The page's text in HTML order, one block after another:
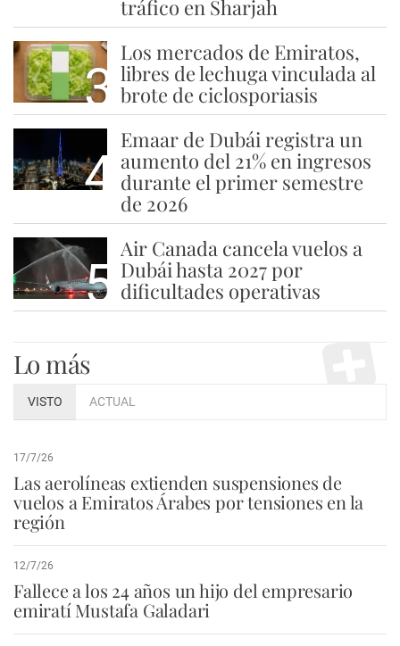
tráfico en Sharjah
3
Los mercados de Emiratos,
libres de lechuga vinculada al
brote de ciclosporiasis
4
Emaar de Dubái registra un
aumento del 21% en ingresos
durante el primer semestre
de 2026
5
Air Canada cancela vuelos a
Dubái hasta 2027 por
dificultades operativas
Lo más
VISTO ACTUAL
17/7/26
Las aerolíneas extienden suspensiones de
vuelos a Emiratos Árabes por tensiones en la
región
12/7/26
Fallece a los 24 años un hijo del empresario
emiratí Mustafa Galadari